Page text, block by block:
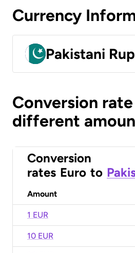
Currency
Pakistani
Conversion
different
Conversion
rates Euro to
Amount
1 EUR
10 EUR